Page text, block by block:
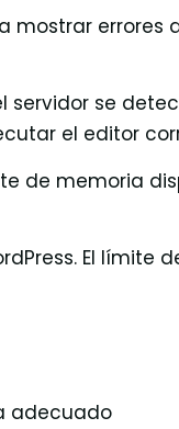
mostrar
servidor se
el editor
de memoria
El límite
adecuado